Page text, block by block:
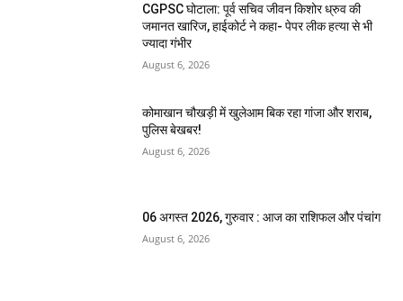
CGPSC घोटाला: पूर्व सचिव जीवन किशोर ध्रुव की
जमानत खारिज, हाईकोर्ट ने कहा- पेपर लीक हत्या से भी
ज्यादा गंभीर
August 6, 2026
कोमाखान चौखड़ी में खुलेआम बिक रहा गांजा और शराब,
पुलिस बेखबर!
August 6, 2026
06 अगस्त 2026, गुरुवार : आज का राशिफल और पंचांग
August 6, 2026